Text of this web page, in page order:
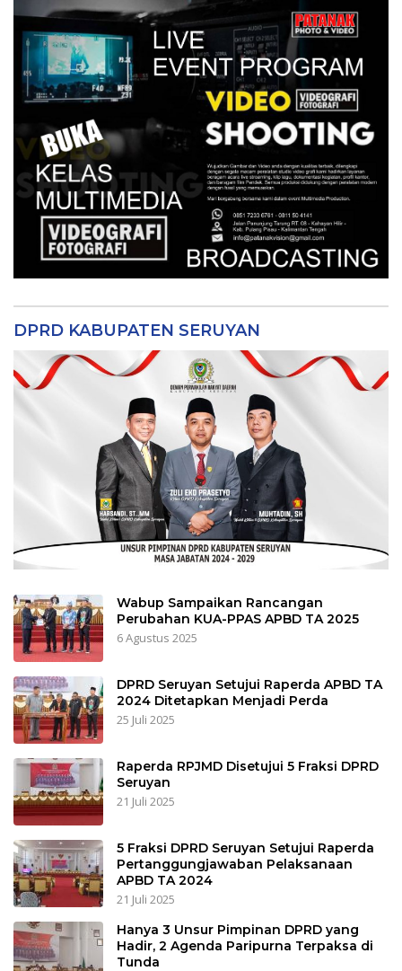
DPRD KABUPATEN SERUYAN
Wabup Sampaikan Rancangan
Perubahan KUA-PPAS APBD TA 2025
6 Agustus 2025
DPRD Seruyan Setujui Raperda APBD TA
2024 Ditetapkan Menjadi Perda
25 Juli 2025
Raperda RPJMD Disetujui 5 Fraksi DPRD
Seruyan
21 Juli 2025
5 Fraksi DPRD Seruyan Setujui Raperda
Pertanggungjawaban Pelaksanaan
APBD TA 2024
21 Juli 2025
Hanya 3 Unsur Pimpinan DPRD yang
Hadir, 2 Agenda Paripurna Terpaksa di
Tunda